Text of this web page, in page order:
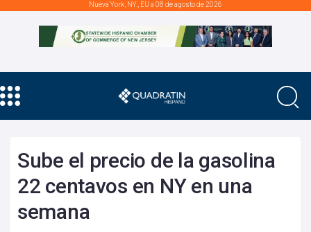
Nueva York, NY., EU a 08 de agosto de 2026
Sube el precio de la gasolina
22 centavos en NY en una
semana